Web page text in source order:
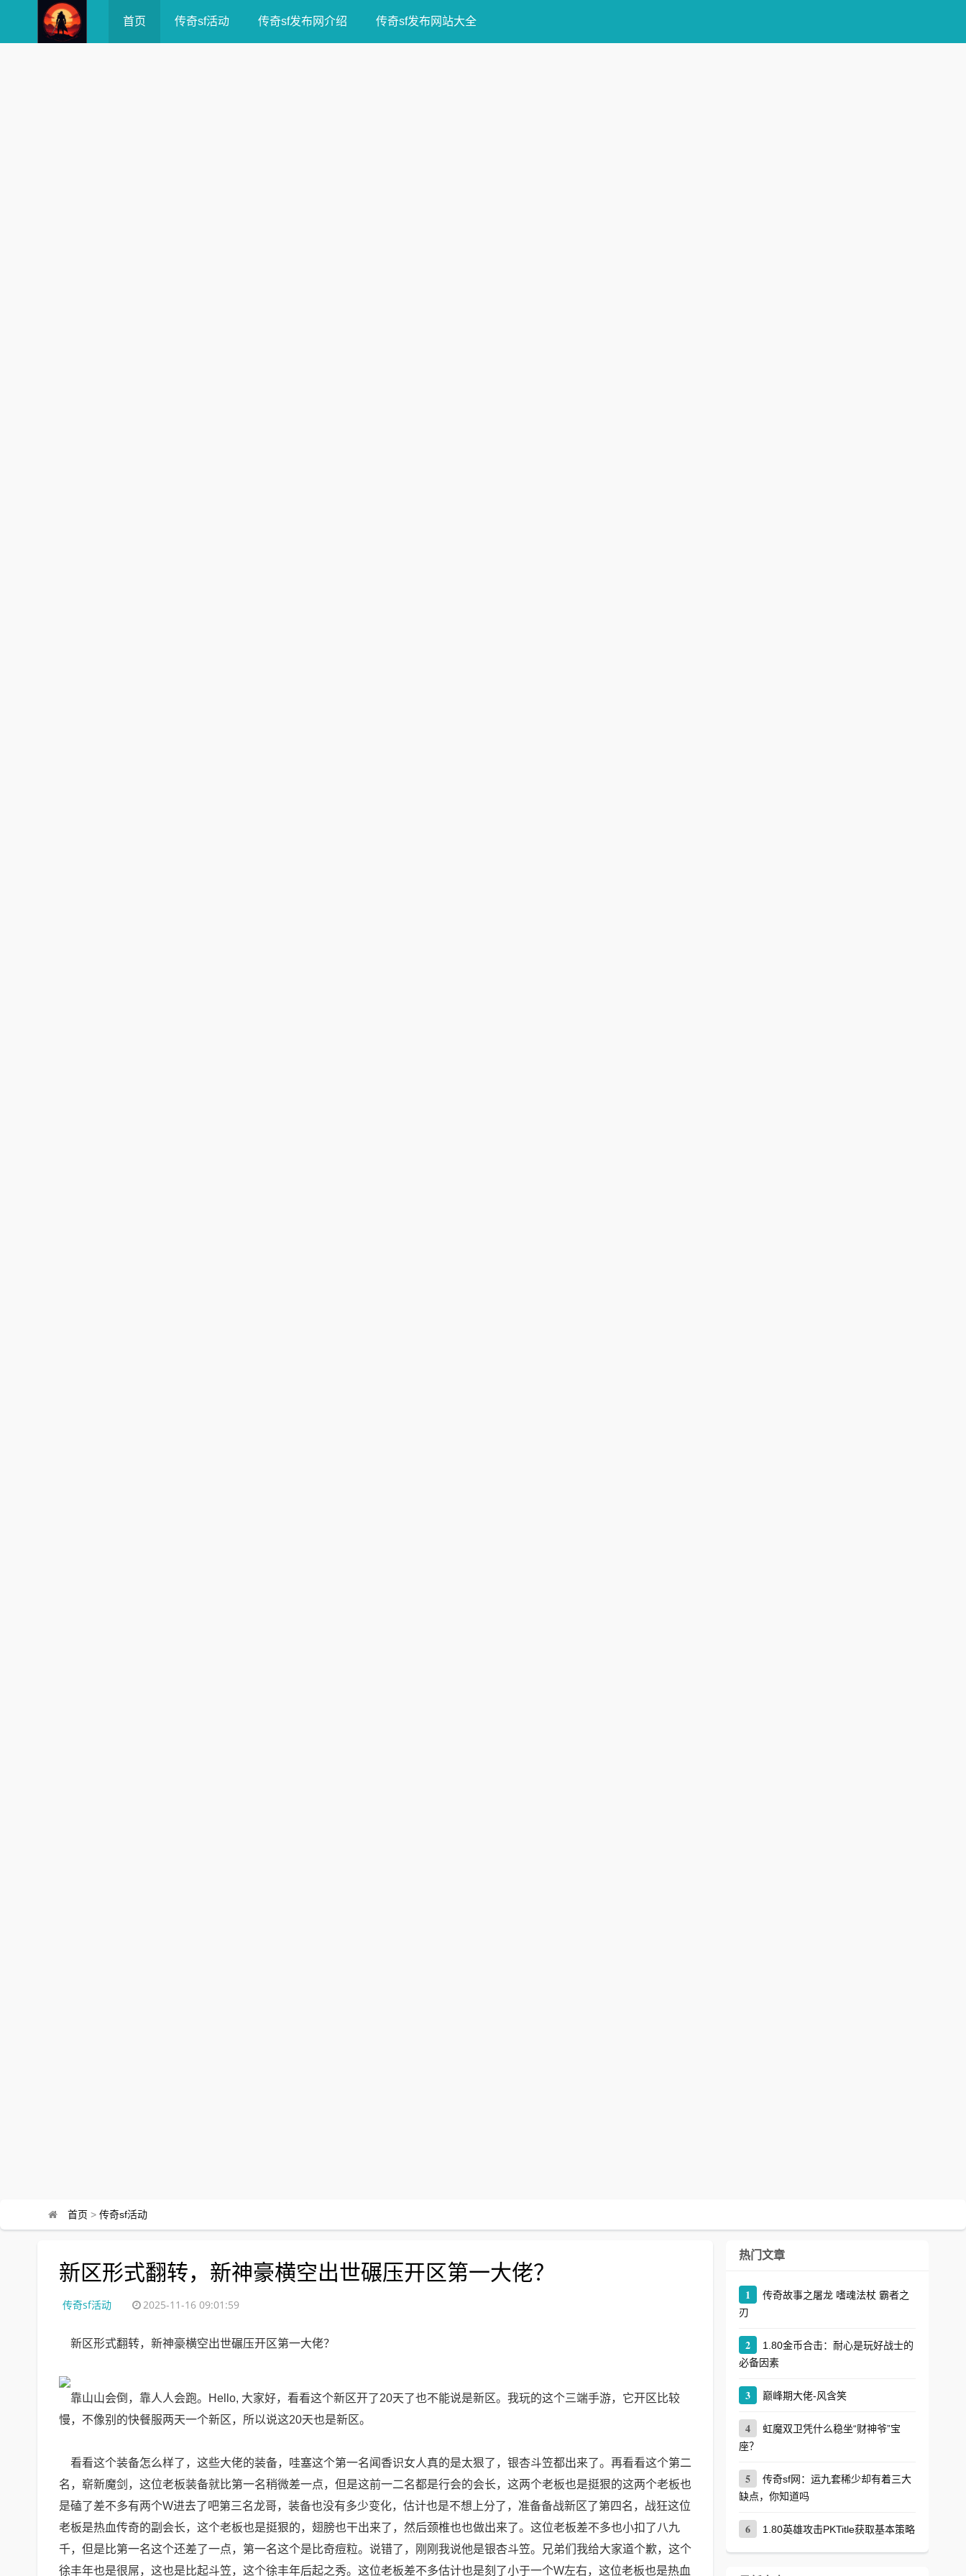
首页 传奇sf活动 传奇sf发布网介绍 传奇sf发布网站大全
首页 > 传奇sf活动
新区形式翻转，新神豪横空出世碾压开区第一大佬？
传奇sf活动 2025-11-16 09:01:59
新区形式翻转，新神豪横空出世碾压开区第一大佬？
靠山山会倒，靠人人会跑。Hello, 大家好，看看这个新区开了20天了也不能说是新区。我玩的这个三端手游，它开区比较
慢，不像别的快餐服两天一个新区，所以说这20天也是新区。
看看这个装备怎么样了，这些大佬的装备，哇塞这个第一名闻香识女人真的是太狠了，银杏斗笠都出来了。再看看这个第二
名，崭新魔剑，这位老板装备就比第一名稍微差一点，但是这前一二名都是行会的会长，这两个老板也是挺狠的这两个老板也
是磕了差不多有两个W进去了吧第三名龙哥，装备也没有多少变化，估计也是不想上分了，准备备战新区了第四名，战狂这位
老板是热血传奇的副会长，这个老板也是挺狠的，翅膀也干出来了，然后颈椎也也做出来了。这位老板差不多也小扣了八九
千，但是比第一名这个还差了一点，第一名这个是比奇痘粒。说错了，刚刚我说他是银杏斗笠。兄弟们我给大家道个歉，这个
徐丰年也是很屌，这也是比起斗笠，这个徐丰年后起之秀。这位老板差不多估计也是刻了小于一个W左右，这位老板也是热血
热门文章
1
传奇故事之屠龙 嗜魂法杖 霸者之
刃
2
1.80金币合击：耐心是玩好战士的
必备因素
3 巅峰期大佬-风含笑
4
虹魔双卫凭什么稳坐“财神爷”宝
座？
5
传奇sf网：运九套稀少却有着三大
缺点，你知道吗
6 1.80英雄攻击PKTitle获取基本策略